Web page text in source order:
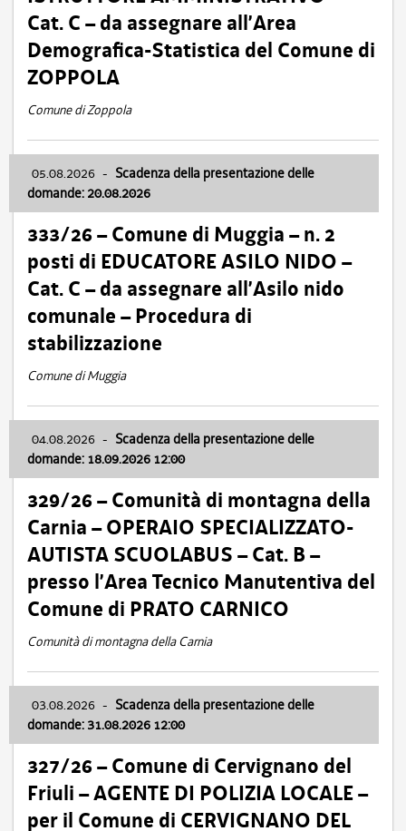
Cat. C – da assegnare all’Area
Demografica-Statistica del Comune di
ZOPPOLA
Comune di Zoppola
05.08.2026 - Scadenza della presentazione delle
domande: 20.08.2026
333/26 – Comune di Muggia – n. 2
posti di EDUCATORE ASILO NIDO –
Cat. C – da assegnare all’Asilo nido
comunale – Procedura di
stabilizzazione
Comune di Muggia
04.08.2026 - Scadenza della presentazione delle
domande: 18.09.2026 12:00
329/26 – Comunità di montagna della
Carnia – OPERAIO SPECIALIZZATO-
AUTISTA SCUOLABUS – Cat. B –
presso l’Area Tecnico Manutentiva del
Comune di PRATO CARNICO
Comunità di montagna della Carnia
03.08.2026 - Scadenza della presentazione delle
domande: 31.08.2026 12:00
327/26 – Comune di Cervignano del
Friuli – AGENTE DI POLIZIA LOCALE –
per il Comune di CERVIGNANO DEL